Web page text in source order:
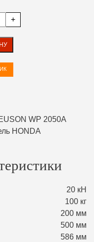
+
20 кН
100 кг
200 мм
500 мм
586 мм